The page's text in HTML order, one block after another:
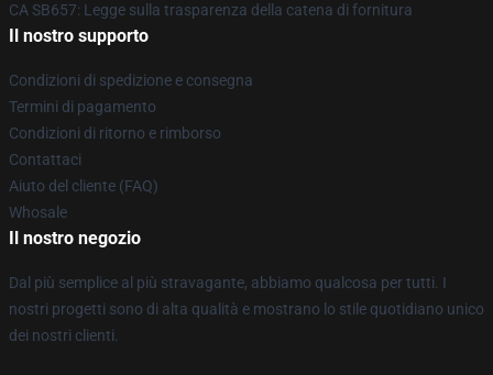
CA SB657: Legge sulla trasparenza della catena di fornitura
Il nostro supporto
Condizioni di spedizione e consegna
Termini di pagamento
Condizioni di ritorno e rimborso
Contattaci
Aiuto del cliente (FAQ)
Whosale
Il nostro negozio
Dal più semplice al più stravagante, abbiamo qualcosa per tutti. I
nostri progetti sono di alta qualità e mostrano lo stile quotidiano unico
dei nostri clienti.